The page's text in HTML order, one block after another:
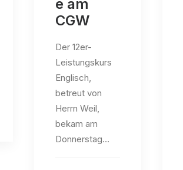
e am
CGW
Der 12er-
Leistungskurs
Englisch,
betreut von
Herrn Weil,
bekam am
Donnerstag…